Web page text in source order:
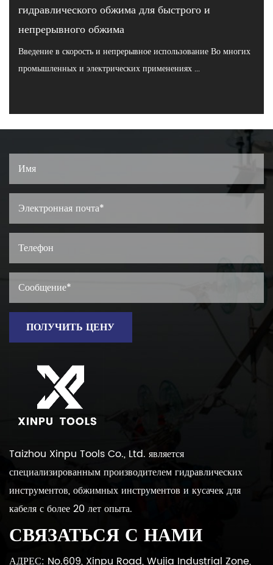
гидравлического обжима для быстрого и
непрерывного обжима
Введение в скорость и непрерывное использование Во многих
промышленных и электрических применениях ...
ПОЛУЧИТЬ ЦЕНУ
Taizhou Xinpu Tools Co., Ltd. является
специализированным производителем гидравлических
инструментов, обжимных инструментов и кусачек для
кабеля с более 20 лет опыта.
СВЯЗАТЬСЯ С НАМИ
АДРЕС: No.609, Xinpu Road, Wujia Industrial Zone,